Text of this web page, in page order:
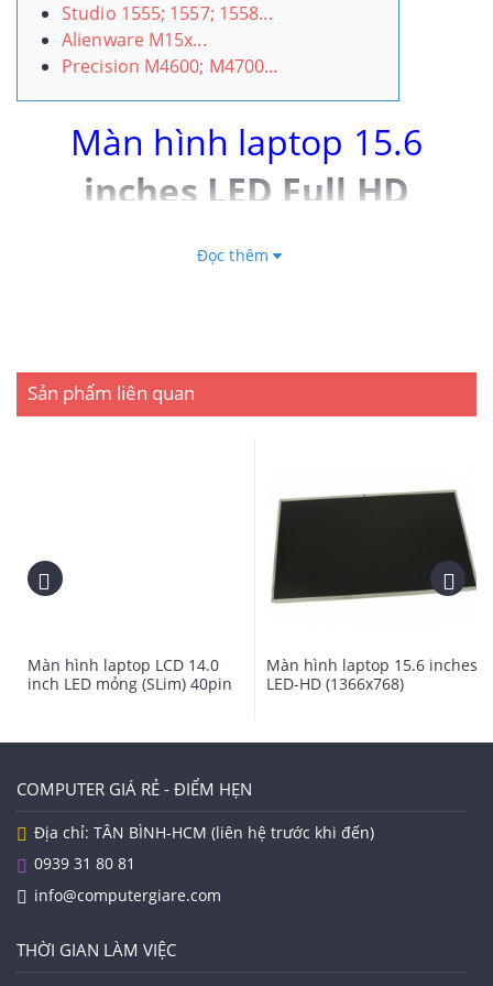
Studio 1555; 1557; 1558...
Alienware M15x...
Precision M4600; M4700...
Màn hình laptop 15.6
inches LED Full HD
(1920x1080)
laptop tận nơi sử dụng cho quý khách hàng trong nội
thành.
Độ phân giải: Full HD ( 1920x1080 pixel)
Chân tín hiệu: 40 Pin
Thời gian bảo hành: 09 tháng
Đọc thêm
Sản phẩm liên quan
Màn hình laptop LCD 14.0
inch LED mỏng (SLim) 40pin
Màn hình laptop 15.6 inches
LED-HD (1366x768)
COMPUTER GIÁ RẺ - ĐIỂM HẸN
Địa chỉ: TÂN BÌNH-HCM (liên hệ trước khi đến)
0939 31 80 81
info@computergiare.com
THỜI GIAN LÀM VIỆC